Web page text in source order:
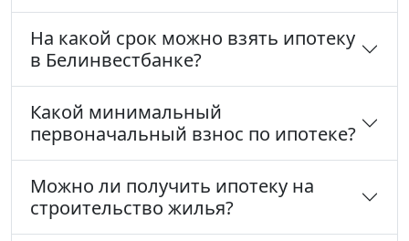
На какой срок можно взять ипотеку
в Белинвестбанке?
Какой минимальный
первоначальный взнос по ипотеке?
Можно ли получить ипотеку на
строительство жилья?